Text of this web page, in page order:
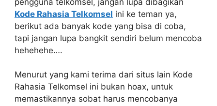
Kode Rahasia Telkomsel ini ke teman ya,
berikut ada banyak kode yang bisa di coba,
tapi jangan lupa bangkit sendiri belum mencoba
hehehehe….
Menurut yang kami terima dari situs lain Kode
Rahasia Telkomsel ini bukan hoax, untuk
memastikannya sobat harus mencobanya